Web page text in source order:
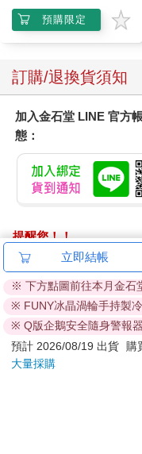
預購限定
訂購/退換貨須知
加入金石堂 LINE 官方
態：
提醒您！！
金石堂及銀行均不會請
ATM提款機，請不要聽
退換貨須知：
**提醒您，鑑賞期不等
依據「消費者保護法
「通訊交易解除權合
立即結帳
※ 下方點圖前往本月金石
※ FUNY冰晶渦輪手持製
※ Q版企鵝安全隨身警報
預計 2026/08/19 出貨
購
大量採購